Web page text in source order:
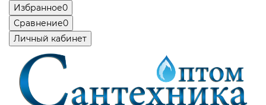
Избранное0
Сравнение0
Личный кабинет